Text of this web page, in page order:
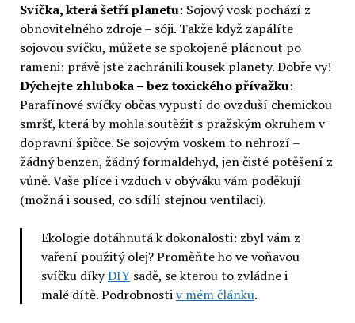
Svíčka, která šetří planetu: Sojový vosk pochází z
obnovitelného zdroje – sóji. Takže když zapálíte
sojovou svíčku, můžete se spokojeně plácnout po
rameni: právě jste zachránili kousek planety. Dobře vy!
Dýchejte zhluboka – bez toxického přívažku:
Parafínové svíčky občas vypustí do ovzduší chemickou
smršť, která by mohla soutěžit s pražským okruhem v
dopravní špičce. Se sojovým voskem to nehrozí –
žádný benzen, žádný formaldehyd, jen čisté potěšení z
vůně. Vaše plíce i vzduch v obýváku vám poděkují
(možná i soused, co sdílí stejnou ventilaci).
Ekologie dotáhnutá k dokonalosti: zbyl vám z
vaření použitý olej? Proměňte ho ve voňavou
svíčku díkyDIYsadě, se kterou to zvládne i
malé dítě. Podrobnostiv mém článku.